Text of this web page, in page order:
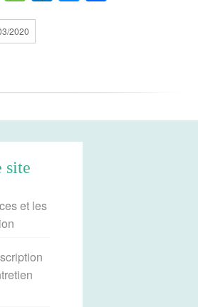
2020
site
et les